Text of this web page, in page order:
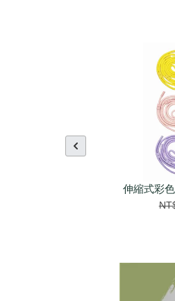
伸縮式彩